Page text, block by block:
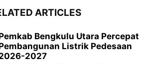
ARTICLES
Bengkulu Utara Percepat
Listrik Pedesaan
2027